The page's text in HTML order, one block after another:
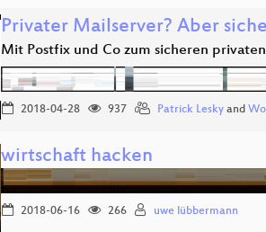
Privater Mailserver? Aber
Mit Postfix und Co zum sicheren
2018-04-28 937 Patrick Lesky and
wirtschaft hacken
2018-06-16 266 uwe lübbermann